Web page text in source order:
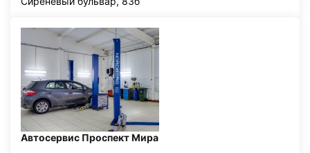
Автосервис Проспект Мира